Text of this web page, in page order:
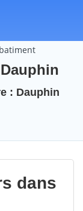
: Dauphin
dans